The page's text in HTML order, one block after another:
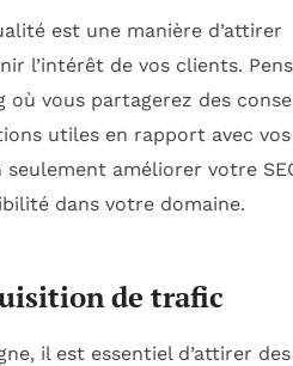
est une manière d’attirer
l’intérêt de vos clients.
vous partagerez des
utiles en rapport avec vos
améliorer votre
dans votre domaine.
de trafic
il est essentiel d’attirer